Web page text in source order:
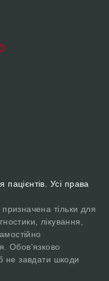
Усі права
тільки для
лікування,
Обов'язково
не завдати шкоди